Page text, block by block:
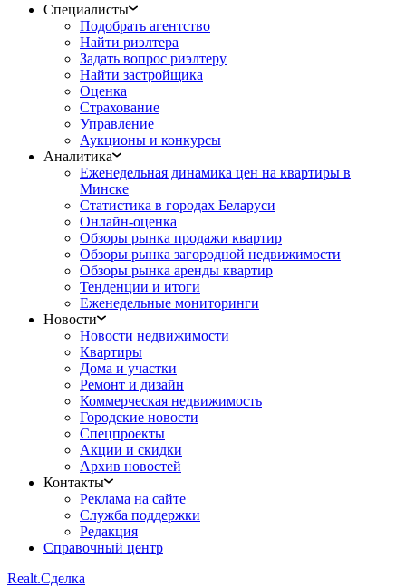
Специалисты
Подобрать агентство
Найти риэлтера
Задать вопрос риэлтеру
Найти застройщика
Оценка
Страхование
Управление
Аукционы и конкурсы
Аналитика
Еженедельная динамика цен на квартиры в
Минске
Статистика в городах Беларуси
Онлайн-оценка
Обзоры рынка продажи квартир
Обзоры рынка загородной недвижимости
Обзоры рынка аренды квартир
Тенденции и итоги
Еженедельные мониторинги
Новости
Новости недвижимости
Квартиры
Дома и участки
Ремонт и дизайн
Коммерческая недвижимость
Городские новости
Спецпроекты
Акции и скидки
Архив новостей
Контакты
Реклама на сайте
Служба поддержки
Редакция
Справочный центр
Realt.Сделка